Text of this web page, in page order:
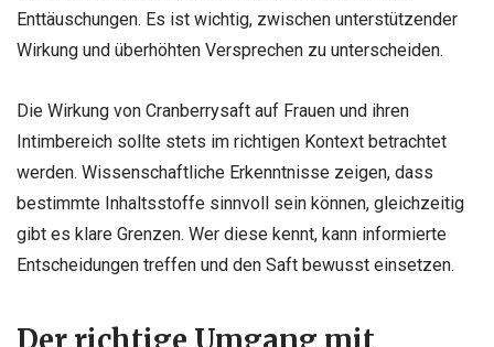
Enttäuschungen. Es ist wichtig, zwischen unterstützender
Wirkung und überhöhten Versprechen zu unterscheiden.
Die Wirkung von Cranberrysaft auf Frauen und ihren
Intimbereich sollte stets im richtigen Kontext betrachtet
werden. Wissenschaftliche Erkenntnisse zeigen, dass
bestimmte Inhaltsstoffe sinnvoll sein können, gleichzeitig
gibt es klare Grenzen. Wer diese kennt, kann informierte
Entscheidungen treffen und den Saft bewusst einsetzen.